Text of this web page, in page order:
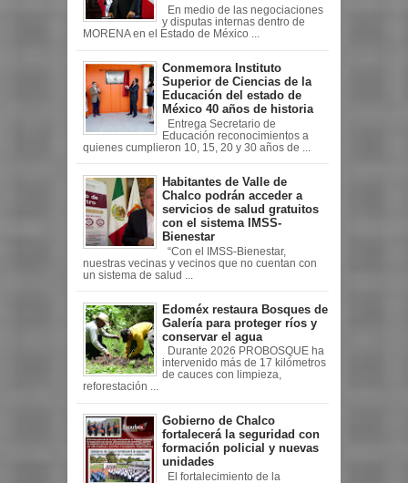
En medio de las negociaciones
y disputas internas dentro de
MORENA en el Estado de México ...
Conmemora Instituto
Superior de Ciencias de la
Educación del estado de
México 40 años de historia
Entrega Secretario de
Educación reconocimientos a
quienes cumplieron 10, 15, 20 y 30 años de ...
Habitantes de Valle de
Chalco podrán acceder a
servicios de salud gratuitos
con el sistema IMSS-
Bienestar
“Con el IMSS-Bienestar,
nuestras vecinas y vecinos que no cuentan con
un sistema de salud ...
Edoméx restaura Bosques de
Galería para proteger ríos y
conservar el agua
Durante 2026 PROBOSQUE ha
intervenido más de 17 kilómetros
de cauces con limpieza,
reforestación ...
Gobierno de Chalco
fortalecerá la seguridad con
formación policial y nuevas
unidades
El fortalecimiento de la